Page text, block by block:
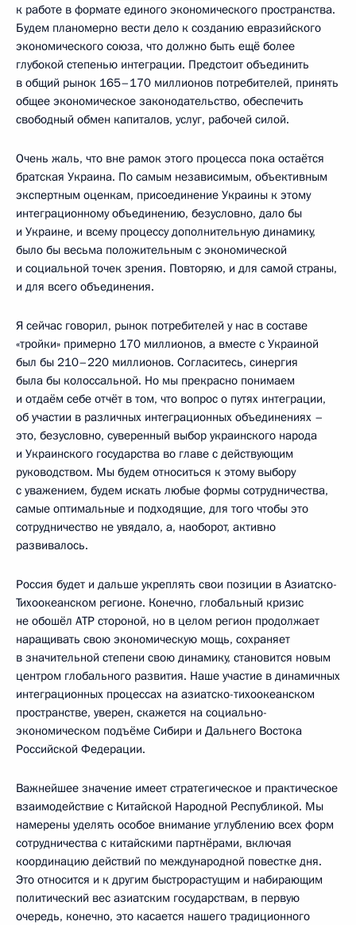
к работе в формате единого экономического пространства.
Будем планомерно вести дело к созданию евразийского
экономического союза, что должно быть ещё более
глубокой степенью интеграции. Предстоит объединить
в общий рынок 165–170 миллионов потребителей, принять
общее экономическое законодательство, обеспечить
свободный обмен капиталов, услуг, рабочей силой.
Очень жаль, что вне рамок этого процесса пока остаётся
братская Украина. По самым независимым, объективным
экспертным оценкам, присоединение Украины к этому
интеграционному объединению, безусловно, дало бы
и Украине, и всему процессу дополнительную динамику,
было бы весьма положительным с экономической
и социальной точек зрения. Повторяю, и для самой страны,
и для всего объединения.
Я сейчас говорил, рынок потребителей у нас в составе
«тройки» примерно 170 миллионов, а вместе с Украиной
был бы 210–220 миллионов. Согласитесь, синергия
была бы колоссальной. Но мы прекрасно понимаем
и отдаём себе отчёт в том, что вопрос о путях интеграции,
об участии в различных интеграционных объединениях –
это, безусловно, суверенный выбор украинского народа
и Украинского государства во главе с действующим
руководством. Мы будем относиться к этому выбору
с уважением, будем искать любые формы сотрудничества,
самые оптимальные и подходящие, для того чтобы это
сотрудничество не увядало, а, наоборот, активно
развивалось.
Россия будет и дальше укреплять свои позиции в Азиатско-
Тихоокеанском регионе. Конечно, глобальный кризис
не обошёл АТР стороной, но в целом регион продолжает
наращивать свою экономическую мощь, сохраняет
в значительной степени свою динамику, становится новым
центром глобального развития. Наше участие в динамичных
интеграционных процессах на азиатско-тихоокеанском
пространстве, уверен, скажется на социально-
экономическом подъёме Сибири и Дальнего Востока
Российской Федерации.
Важнейшее значение имеет стратегическое и практическое
взаимодействие с Китайской Народной Республикой. Мы
намерены уделять особое внимание углублению всех форм
сотрудничества с китайскими партнёрами, включая
координацию действий по международной повестке дня.
Это относится и к другим быстрорастущим и набирающим
политический вес азиатским государствам, в первую
очередь, конечно, это касается нашего традиционного